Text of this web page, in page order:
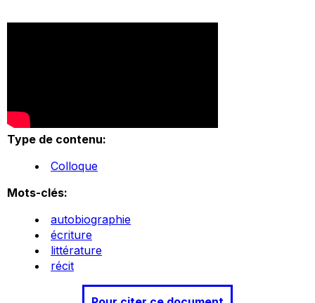
Type de contenu:
Colloque
Mots-clés:
autobiographie
écriture
littérature
récit